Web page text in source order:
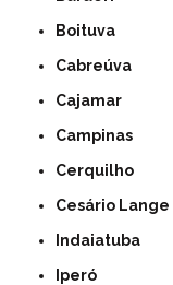
Boituva
Cabreúva
Cajamar
Campinas
Cerquilho
Cesário Lange
Indaiatuba
Iperó